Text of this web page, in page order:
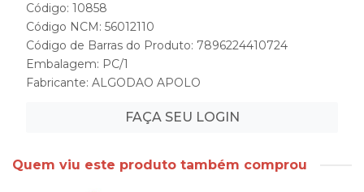
Código: 10858
Código NCM: 56012110
Código de Barras do Produto: 7896224410724
Embalagem: PC/1
Fabricante: ALGODAO APOLO
FAÇA SEU LOGIN
Quem viu este produto também comprou